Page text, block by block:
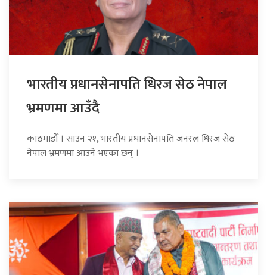
भारतीय प्रधानसेनापति धिरज सेठ नेपाल
भ्रमणमा आउँदै
काठमाडौँ । साउन २१, भारतीय प्रधानसेनापति जनरल धिरज सेठ
नेपाल भ्रमणमा आउने भएका छन् ।